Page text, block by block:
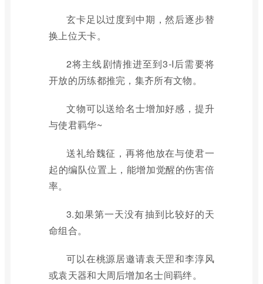
玄卡足以过度到中期，然后逐步替
换上位天卡。
2将主线剧情推进至到3-I后需要将
开放的历练都推完，集齐所有文物。
文物可以送给名士增加好感，提升
与使君羁华~
送礼给魏征，再将他放在与使君一
起的编队位置上，能增加觉醒的伤害倍
率。
3.如果第一天没有抽到比较好的天
命组合。
可以在桃源居邀请袁天罡和李淳风
或袁天器和大周后增加名士间羁绊。